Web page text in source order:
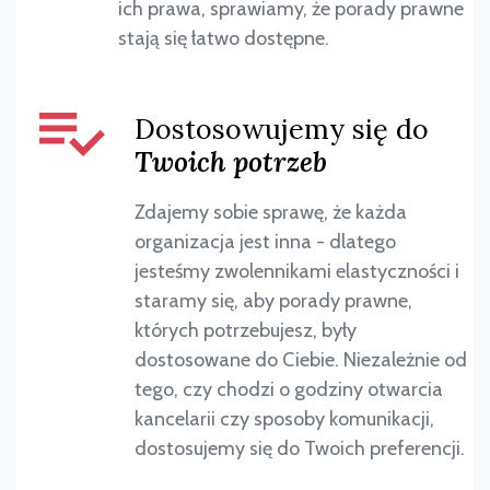
ich prawa, sprawiamy, że porady prawne
stają się łatwo dostępne.
Dostosowujemy się do
Twoich potrzeb
Zdajemy sobie sprawę, że każda
organizacja jest inna - dlatego
jesteśmy zwolennikami elastyczności i
staramy się, aby porady prawne,
których potrzebujesz, były
dostosowane do Ciebie. Niezależnie od
tego, czy chodzi o godziny otwarcia
kancelarii czy sposoby komunikacji,
dostosujemy się do Twoich preferencji.